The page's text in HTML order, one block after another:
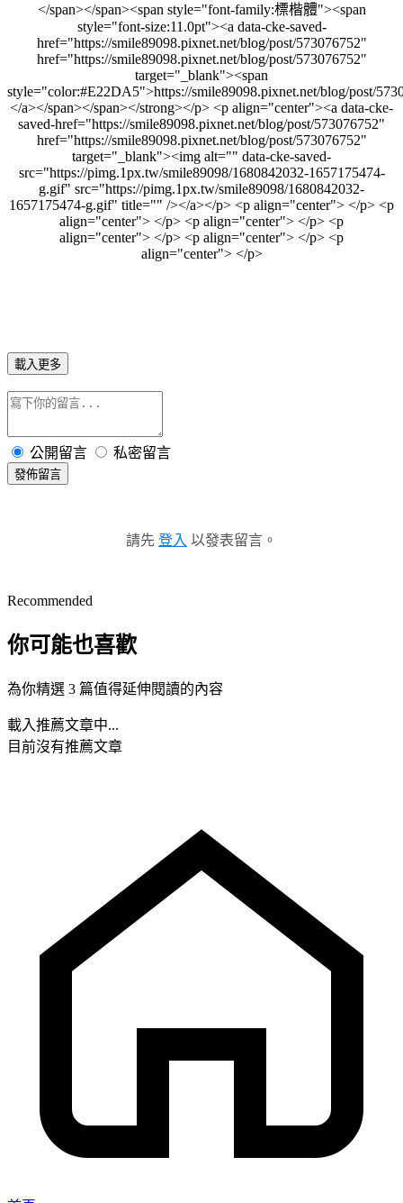
</span></span><span style="font-family:標楷體"><span
style="font-size:11.0pt"><a data-cke-saved-
href="https://smile89098.pixnet.net/blog/post/573076752"
href="https://smile89098.pixnet.net/blog/post/573076752"
target="_blank"><span
style="color:#E22DA5">https://smile89098.pixnet.net/blog/post/
</a></span></span></strong></p> <p align="center"><a data-cke-
saved-href="https://smile89098.pixnet.net/blog/post/573076752"
href="https://smile89098.pixnet.net/blog/post/573076752"
target="_blank"><img alt="" data-cke-saved-
src="https://pimg.1px.tw/smile89098/1680842032-1657175474-
g.gif" src="https://pimg.1px.tw/smile89098/1680842032-
1657175474-g.gif" title="" /></a></p> <p align="center"> </p> <p
align="center"> </p> <p align="center"> </p> <p
align="center"> </p> <p align="center"> </p> <p
align="center"> </p>
載入更多
公開留言 私密留言
發佈留言
請先 登入 以發表留言。
Recommended
你可能也喜歡
為你精選 3 篇值得延伸閱讀的內容
載入推薦文章中...
目前沒有推薦文章